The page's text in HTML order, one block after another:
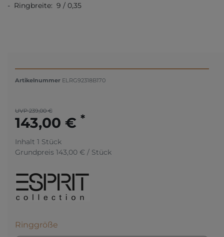
- Ringbreite: 9 / 0,35
Artikelnummer ELRG92318B170
UVP 239,00 €
143,00 € *
Inhalt 1 Stück
Grundpreis 143,00 € / Stück
Ringgröße